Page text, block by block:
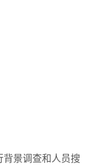
景调查和人员搜